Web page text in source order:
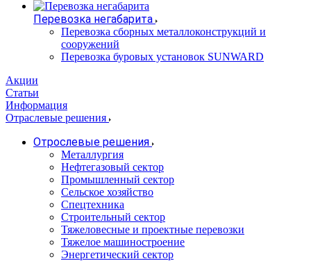
Перевозка негабарита
Перевозка сборных металлоконструкций и
сооружений
Перевозка буровых установок SUNWARD
Акции
Статьи
Информация
Отраслевые решения
Отрослевые решения
Металлургия
Нефтегазовый сектор
Промышленный сектор
Сельское хозяйство
Спецтехника
Строительный сектор
Тяжеловесные и проектные перевозки
Тяжелое машиностроение
Энергетический сектор